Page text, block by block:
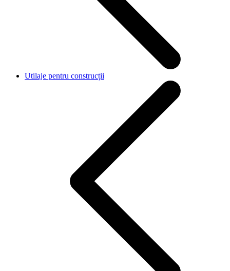
Utilaje pentru construcții